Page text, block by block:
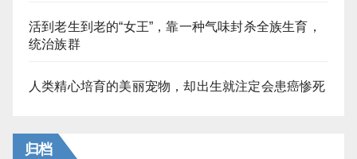
活到老生到老的“女王”，靠一种气味封杀全族生育，
统治族群
人类精心培育的美丽宠物，却出生就注定会患癌惨死
归档